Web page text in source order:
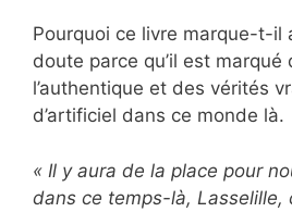
Pourquoi ce livre marque-t-il
doute parce qu’il est marqué
l’authentique et des vérités
d’artificiel dans ce monde là.
« Il y aura de la place pour
dans ce temps-là, Lasselille,